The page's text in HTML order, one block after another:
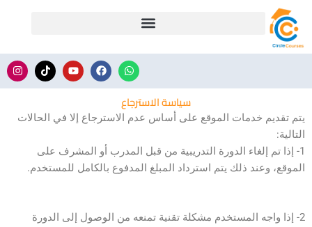
تخطي
إلى
المحتوى
W
h
a
t
s
a
p
F
a
c
o
o
Y
o
u
b
T
i
k
k
I
n
s
g
سياسة الاسترجاع
يتم تقديم خدمات الموقع على أساس عدم الاسترجاع إلا في الحالات
التالية:
1- إذا تم إلغاء الدورة التدريبية من قبل المدرب أو المشرف على
الموقع، وعند ذلك يتم استرداد المبلغ المدفوع بالكامل للمستخدم.
2- إذا واجه المستخدم مشكلة تقنية تمنعه من الوصول إلى الدورة